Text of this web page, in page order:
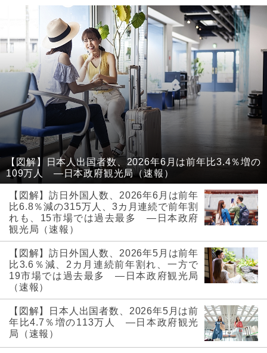
【図解】日本人出国者数、2026年6月は前年比3.4％増の
109万人 ―日本政府観光局（速報）
【図解】訪日外国人数、2026年6月は前年
比6.8％減の315万人、3カ月連続で前年割
れも、15市場では過去最多 ―日本政府
観光局（速報）
【図解】訪日外国人数、2026年5月は前年
比3.6％減、2カ月連続前年割れ、一方で
19市場では過去最多 ―日本政府観光局
（速報）
【図解】日本人出国者数、2026年5月は前
年比4.7％増の113万人 ―日本政府観光
局（速報）